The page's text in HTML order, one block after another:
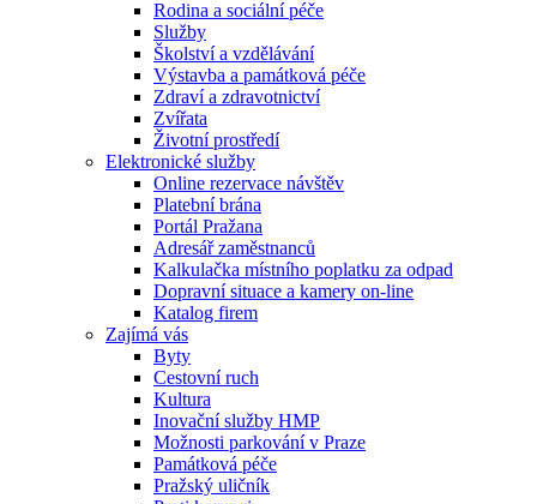
Rodina a sociální péče
Služby
Školství a vzdělávání
Výstavba a památková péče
Zdraví a zdravotnictví
Zvířata
Životní prostředí
Elektronické služby
Online rezervace návštěv
Platební brána
Portál Pražana
Adresář zaměstnanců
Kalkulačka místního poplatku za odpad
Dopravní situace a kamery on-line
Katalog firem
Zajímá vás
Byty
Cestovní ruch
Kultura
Inovační služby HMP
Možnosti parkování v Praze
Památková péče
Pražský uličník